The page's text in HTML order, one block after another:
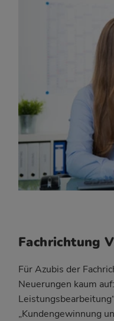
Fachrichtung
Für Azubis der
Neuerungen kaum
„Kundengewinnung